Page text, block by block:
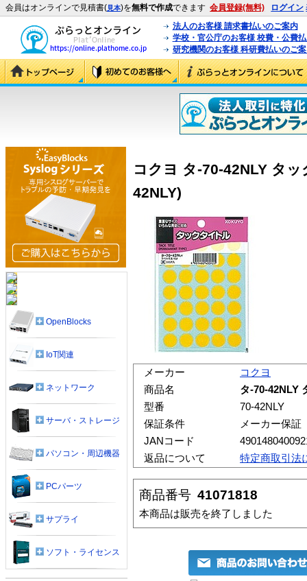
会員はオンラインで見積書(見本)を無料で作成できます 会員登録(無料) ログイン
法人のお客様 請求書払いのご案内
学校・官公庁のお客様 校費・公費
研究機関のお客様 科研費払いのご
コクヨ タ-70-42NLY タ
42NLY)
メーカー
コクヨ
商品名
タ-70-42NLY
型番
70-42NLY
保証条件
メーカー保証
JANコード
返品について
特定商取引法
商品番号 41071818
本商品は販売を終了しました
OpenBlocks
IoT関連
ネットワーク
サーバ・ストレージ
パソコン・周辺機器
PCパーツ
サプライ
ソフト・ライセンス